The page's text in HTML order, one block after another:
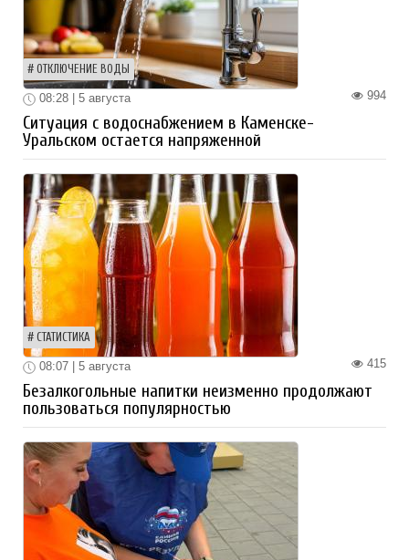
ОТКЛЮЧЕНИЕ ВОДЫ
994
08:28 | 5 августа
Ситуация с водоснабжением в Каменске-
Уральском остается напряженной
СТАТИСТИКА
415
08:07 | 5 августа
Безалкогольные напитки неизменно продолжают
пользоваться популярностью